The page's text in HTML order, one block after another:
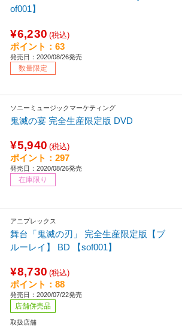
of001】
¥6,230 (税込)
ポイント：63
発売日：2020/08/26発売
数量限定
ソニーミュージックマーケティング
鬼滅の宴 完全生産限定版 DVD
¥5,940 (税込)
ポイント：297
発売日：2020/08/26発売
在庫限り
アニプレックス
舞台「鬼滅の刃」 完全生産限定版【ブ
ルーレイ】 BD 【sof001】
¥8,730 (税込)
ポイント：88
発売日：2020/07/22発売
店舗併売品
取扱店舗